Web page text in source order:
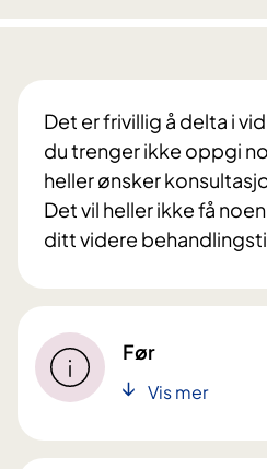
Det er frivillig å delta i
du trenger ikke oppgi
heller ønsker
Det vil heller ikke få
ditt videre
Før
Vis mer